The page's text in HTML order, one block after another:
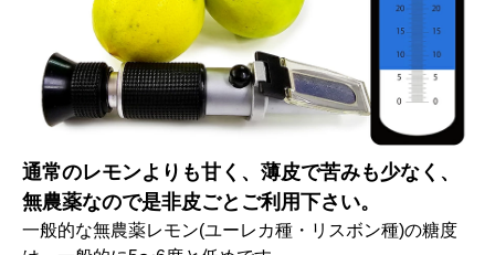
通常のレモンよりも甘く、薄皮で苦みも少なく、
無農薬なので是非皮ごとご利用下さい。
一般的な無農薬レモン(ユーレカ種・リスボン種)の糖度